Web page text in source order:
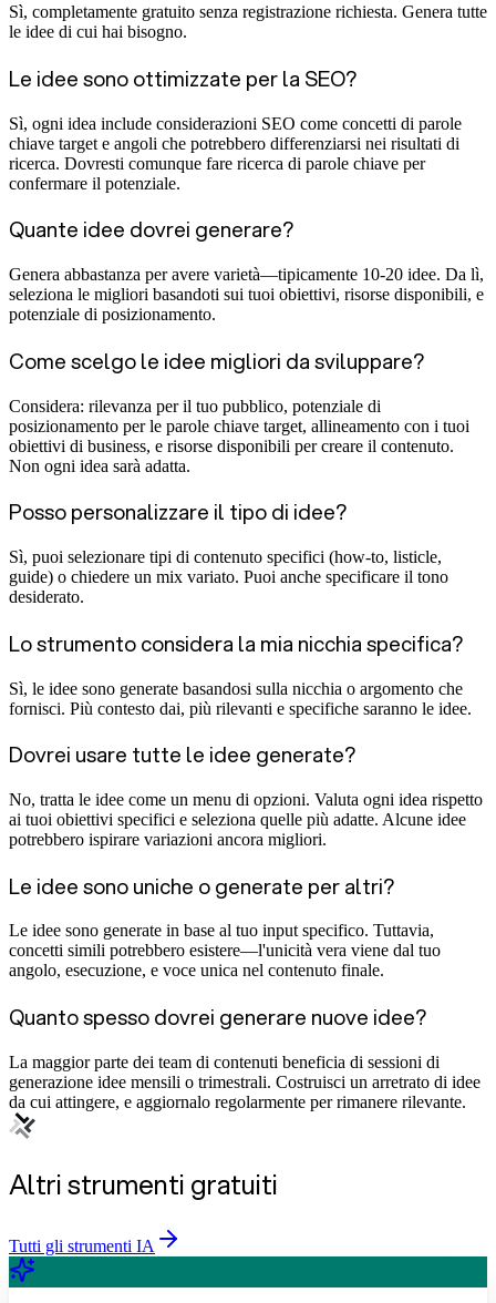
Sì, completamente gratuito senza registrazione richiesta. Genera tutte
le idee di cui hai bisogno.
Le idee sono ottimizzate per la SEO?
Sì, ogni idea include considerazioni SEO come concetti di parole
chiave target e angoli che potrebbero differenziarsi nei risultati di
ricerca. Dovresti comunque fare ricerca di parole chiave per
confermare il potenziale.
Quante idee dovrei generare?
Genera abbastanza per avere varietà—tipicamente 10-20 idee. Da lì,
seleziona le migliori basandoti sui tuoi obiettivi, risorse disponibili, e
potenziale di posizionamento.
Come scelgo le idee migliori da sviluppare?
Considera: rilevanza per il tuo pubblico, potenziale di
posizionamento per le parole chiave target, allineamento con i tuoi
obiettivi di business, e risorse disponibili per creare il contenuto.
Non ogni idea sarà adatta.
Posso personalizzare il tipo di idee?
Sì, puoi selezionare tipi di contenuto specifici (how-to, listicle,
guide) o chiedere un mix variato. Puoi anche specificare il tono
desiderato.
Lo strumento considera la mia nicchia specifica?
Sì, le idee sono generate basandosi sulla nicchia o argomento che
fornisci. Più contesto dai, più rilevanti e specifiche saranno le idee.
Dovrei usare tutte le idee generate?
No, tratta le idee come un menu di opzioni. Valuta ogni idea rispetto
ai tuoi obiettivi specifici e seleziona quelle più adatte. Alcune idee
potrebbero ispirare variazioni ancora migliori.
Le idee sono uniche o generate per altri?
Le idee sono generate in base al tuo input specifico. Tuttavia,
concetti simili potrebbero esistere—l'unicità vera viene dal tuo
angolo, esecuzione, e voce unica nel contenuto finale.
Quanto spesso dovrei generare nuove idee?
La maggior parte dei team di contenuti beneficia di sessioni di
generazione idee mensili o trimestrali. Costruisci un arretrato di idee
da cui attingere, e aggiornalo regolarmente per rimanere rilevante.
Altri strumenti gratuiti
Tutti gli strumenti IA